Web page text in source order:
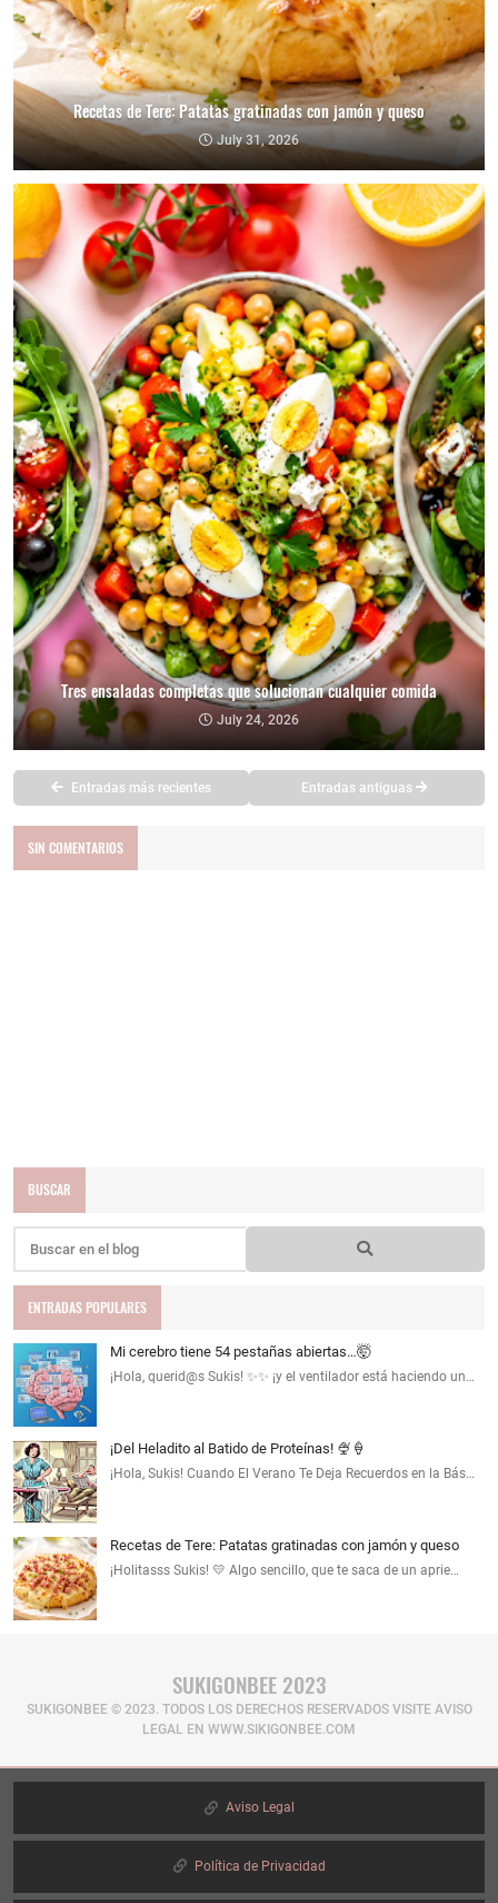
Recetas de Tere: Patatas gratinadas con jamón y queso
July 31, 2026
Tres ensaladas completas que solucionan cualquier comida
July 24, 2026
Entradas más recientes Entradas antiguas
SIN COMENTARIOS
BUSCAR
ENTRADAS POPULARES
Mi cerebro tiene 54 pestañas abiertas…🤯
¡Hola, querid@s Sukis! ✨✨ ¡y el ventilador está haciendo un…
¡Del Heladito al Batido de Proteínas! 🍨🍦
¡Hola, Sukis! Cuando El Verano Te Deja Recuerdos en la Bás…
Recetas de Tere: Patatas gratinadas con jamón y queso
¡Holitasss Sukis! 💛 Algo sencillo, que te saca de un aprie…
SUKIGONBEE 2023
SUKIGONBEE © 2023. TODOS LOS DERECHOS RESERVADOS​ VISITE AVISO
LEGAL EN WWW.SIKIGONBEE.COM
Aviso Legal
Política de Privacidad